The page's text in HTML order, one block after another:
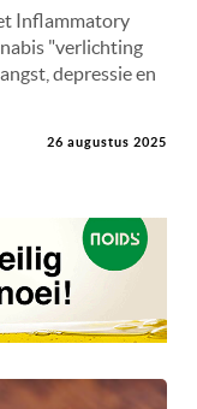
Inflammatory
"verlichting
depressie en
26 augustus 2025